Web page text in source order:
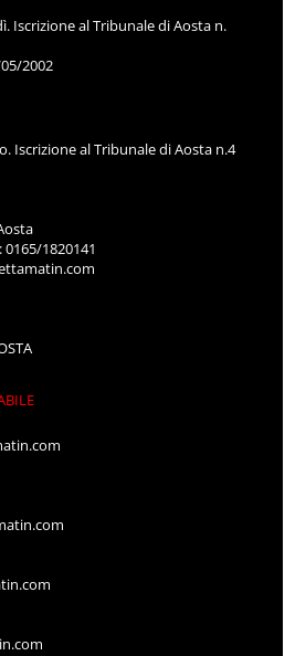
Iscrizione al Tribunale di Aosta n.
2002
Iscrizione al Tribunale di Aosta n.4
0165/1820141